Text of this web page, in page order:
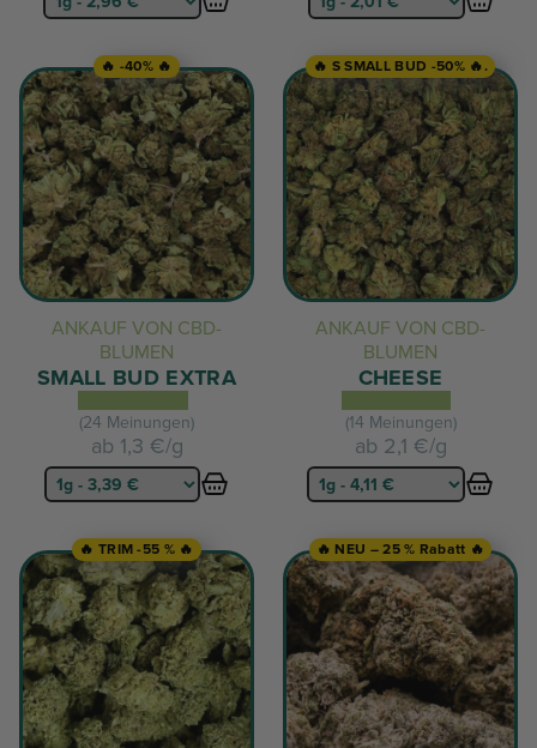
🔥 -40% 🔥
ANKAUF VON CBD-
BLUMEN
SMALL BUD EXTRA
(24 Meinungen)
ab 1,3 €/g
🔥 S SMALL BUD -50% 🔥.
ANKAUF VON CBD-
BLUMEN
CHEESE
(14 Meinungen)
ab 2,1 €/g
🔥 TRIM -55 % 🔥 🔥 NEU – 25 % Rabatt 🔥